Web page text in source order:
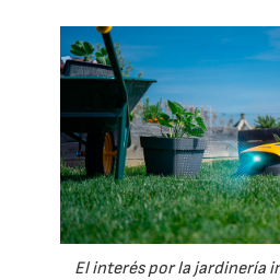
El interés por la jardinería